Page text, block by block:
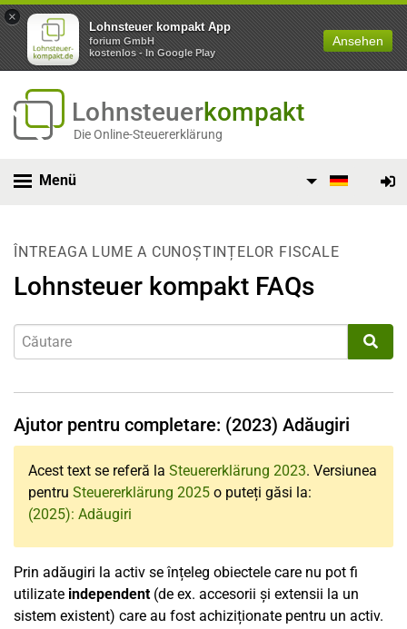
×
Lohnsteuer kompakt App
forium GmbH
kostenlos - In Google Play
Ansehen
Lohnsteuerkompakt
Die Online-Steuererklärung
Menü
ÎNTREAGA LUME A CUNOȘTINȚELOR FISCALE
Lohnsteuer kompakt FAQs
Ajutor pentru completare: (2023) Adăugiri
Acest text se referă la Steuererklärung 2023. Versiunea
pentru Steuererklärung 2025 o puteți găsi la:
(2025): Adăugiri
Prin adăugiri la activ se înțeleg obiectele care nu pot fi
utilizate independent(de ex. accesorii și extensii la un
sistem existent) care au fost achiziționate pentru un activ.